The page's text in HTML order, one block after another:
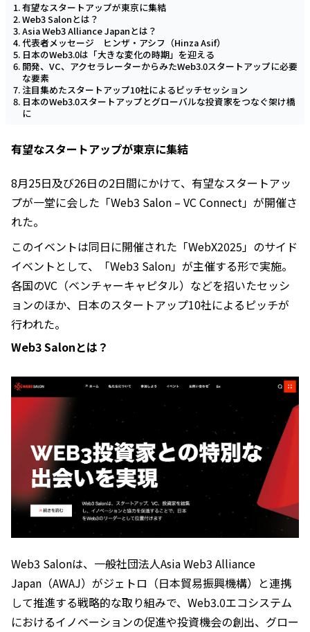
有望なスタートアップが東京に集結
Web3 Salonとは？
Asia Web3 Alliance Japanとは？
代表者メッセージ ヒンザ・アシフ（Hinza Asif）
日本のWeb3.0は「大きな変化の時期」を迎える
開発、VC、アクセラレーターからみたWeb3.0スタートアップに必要
な要素
注目集めたスタートアップ10社によるピッチセッション
日本のWeb3.0スタートアップとグローバルな投資家をつなぐ架け橋
に
有望なスタートアップが東京に集結
8月25日及び26日の2日間にかけて、有望なスタートアッ
プが一堂に会した「Web3 Salon – VC Connect」が開催さ
れた。
このイベントは同日に開催された「WebX2025」のサイド
イベントとして、「Web3 Salon」が主催する形で実施。
各国のVC（ベンチャーキャピタル）などを招いたセッシ
ョンのほか、日本のスタートアップ10社によるピッチが
行われた。
Web3 Salonとは？
Web3 Salonは、一般社団法人Asia Web3 Alliance
Japan（AWAJ）がジェトロ（日本貿易振興機構）と連携
して推進する戦略的な取り組みで、Web3.0エコシステム
におけるイノベーションの促進や投資機会の創出、グロー